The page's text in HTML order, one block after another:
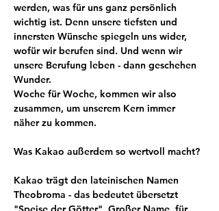
werden, was für uns ganz persönlich
wichtig ist. Denn unsere tiefsten und
innersten Wünsche spiegeln uns wider,
wofür wir berufen sind. Und wenn wir
unsere Berufung leben - dann geschehen
Wunder.
Woche für Woche, kommen wir also
zusammen, um unserem Kern immer
näher zu kommen.
Was Kakao außerdem so wertvoll macht?
Kakao trägt den lateinischen Namen
Theobroma - das bedeutet übersetzt